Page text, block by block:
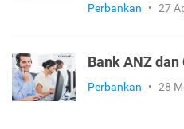
Perbankan • 27
Bank ANZ
Perbankan • 28